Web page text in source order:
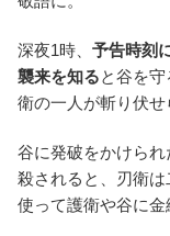
深夜1時、 予告時刻
襲来を知ると谷を
衛の一人が斬り伏せ
谷に発破をかけら
殺されると、刃衛
使って護衛や谷に金